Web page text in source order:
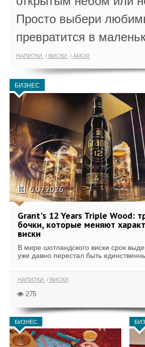
Просто выбери
превратится в
НАПИТКИ ВИСКИ AMOR
БИЗНЕС
6.07.2026
Grant's 12 Years Triple Wood:
бочки, которые меняют
виски
В мире шотландского виски срок
уже давно перестал быть
НАПИТКИ ВИСКИ
275
БИЗНЕС